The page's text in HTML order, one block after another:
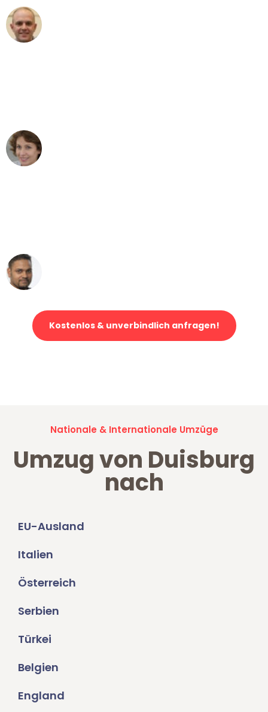
Kostenlos & unverbindlich anfragen!
Nationale & Internationale Umzüge
Umzug von Duisburg
nach
EU-Ausland
Italien
Österreich
Serbien
Türkei
Belgien
England